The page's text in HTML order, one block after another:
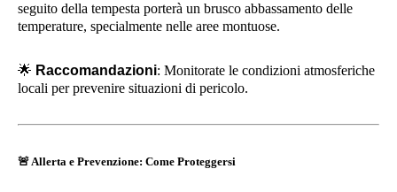
seguito della tempesta porterà un brusco abbassamento delle
temperature, specialmente nelle aree montuose.
🌟 Raccomandazioni: Monitorate le condizioni atmosferiche
locali per prevenire situazioni di pericolo.
🚨Allerta e Prevenzione: Come Proteggersi